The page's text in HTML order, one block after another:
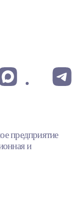
предприятие
и